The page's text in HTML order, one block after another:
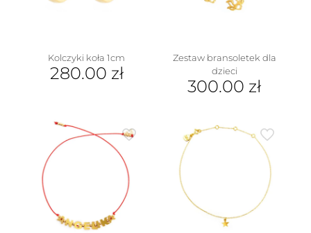
Kolczyki koła 1cm
280.00 zł
Zestaw bransoletek dla
dzieci
300.00 zł